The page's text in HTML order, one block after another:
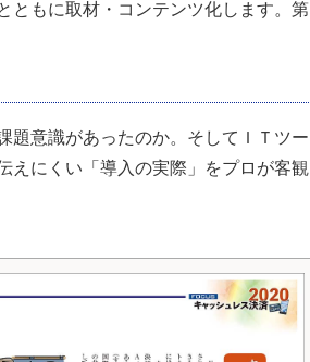
ともに取材・コンテンツ化します。第
題意識があったのか。そしてＩＴツー
えにくい「導入の実際」をプロが客観